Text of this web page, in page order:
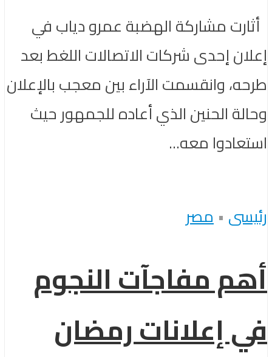
أثارت مشاركة الهضبة عمرو دياب في
إعلان إحدى شركات الاتصالات اللغط بعد
طرحه، وانقسمت الآراء بين معجب بالإعلان
وحالة الحنين الذي أعاده للجمهور حيث
استعادوا معه...
رئيسى •مصر
أهم مفاجآت النجوم
في إعلانات رمضان